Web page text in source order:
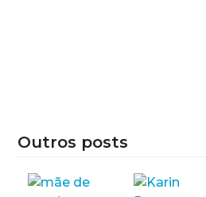
Outros posts